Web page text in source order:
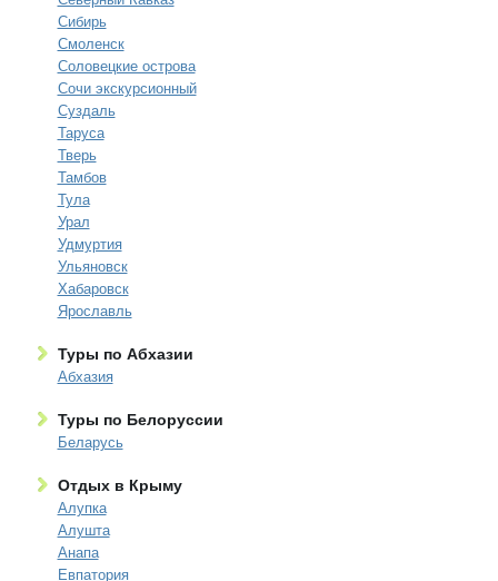
Сибирь
Смоленск
Соловецкие острова
Сочи экскурсионный
Суздаль
Таруса
Тверь
Тамбов
Тула
Урал
Удмуртия
Ульяновск
Хабаровск
Ярославль
Туры по Абхазии
Абхазия
Туры по Белоруссии
Беларусь
Отдых в Крыму
Алупка
Алушта
Анапа
Евпатория